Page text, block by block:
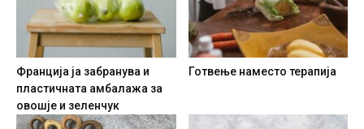
Франција ја забранува и
пластичната амбалажа за
овошје и зеленчук
Готвење наместо терапија